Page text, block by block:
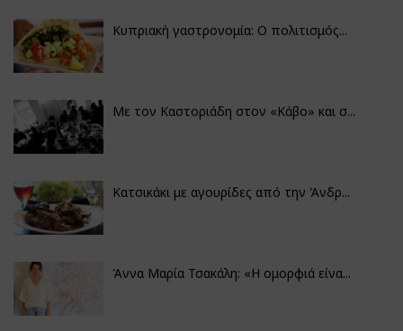
Κυπριακή γαστρονομία: Ο πολιτισμός...
Με τον Καστοριάδη στον «Κάβο» και σ...
Κατσικάκι με αγουρίδες από την Άνδρ...
Άννα Μαρία Τσακάλη: «Η ομορφιά είνα...